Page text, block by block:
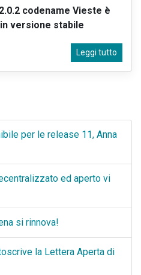
2.0.2 codename Vieste è
versione stabile
Leggi tutto
per le release 11, Anna
ed aperto vi
si rinnova!
la Lettera Aperta di